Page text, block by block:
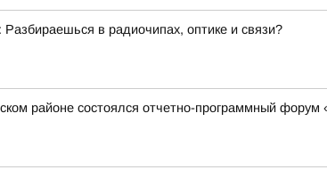
в радиочипах, оптике и связи?
районе состоялся отчетно-программный форум